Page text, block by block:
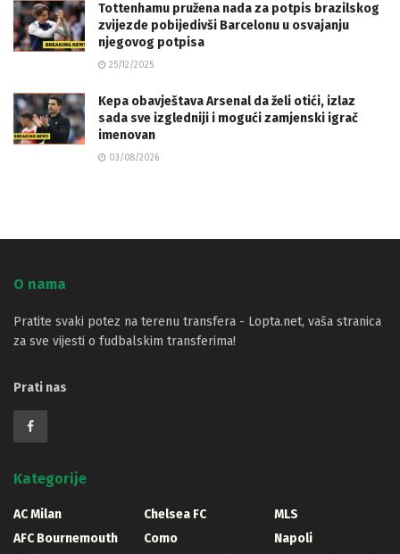
Tottenhamu pružena nada za potpis brazilskog
zvijezde pobijedivši Barcelonu u osvajanju
njegovog potpisa
25/12/2025
Kepa obavještava Arsenal da želi otići, izlaz
sada sve izgledniji i mogući zamjenski igrač
imenovan
03/08/2026
O nama
Pratite svaki potez na terenu transfera - Lopta.net, vaša stranica
za sve vijesti o fudbalskim transferima!
Prati nas
Kategorije
AC Milan
AFC Bournemouth
Chelsea FC
Como
MLS
Napoli